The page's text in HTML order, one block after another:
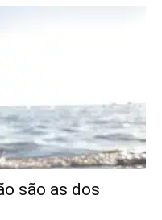
são as dos